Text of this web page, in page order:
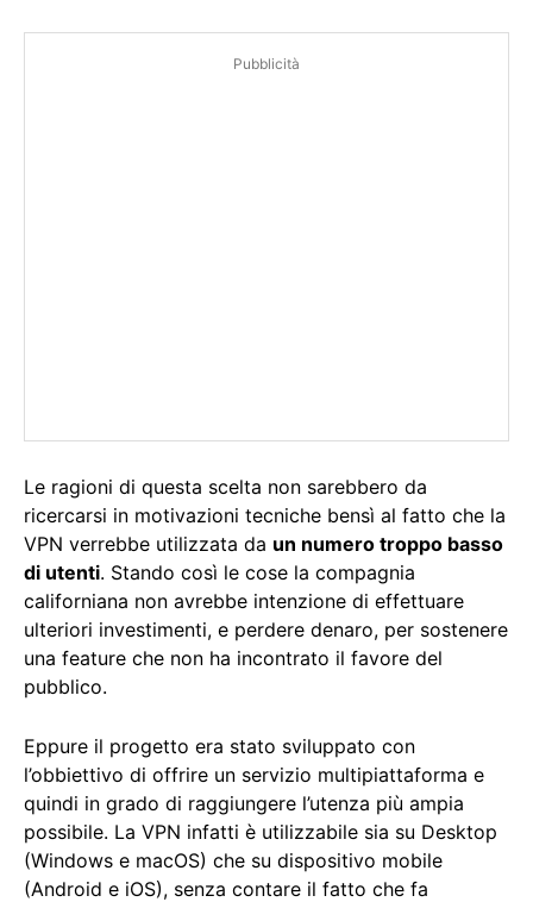
Pubblicità
Le ragioni di questa scelta non sarebbero da
ricercarsi in motivazioni tecniche bensì al fatto che la
VPN verrebbe utilizzata da un numero troppo basso
di utenti. Stando così le cose la compagnia
californiana non avrebbe intenzione di effettuare
ulteriori investimenti, e perdere denaro, per sostenere
una feature che non ha incontrato il favore del
pubblico.
Eppure il progetto era stato sviluppato con
l’obbiettivo di offrire un servizio multipiattaforma e
quindi in grado di raggiungere l’utenza più ampia
possibile. La VPN infatti è utilizzabile sia su Desktop
(Windows e macOS) che su dispositivo mobile
(Android e iOS), senza contare il fatto che fa